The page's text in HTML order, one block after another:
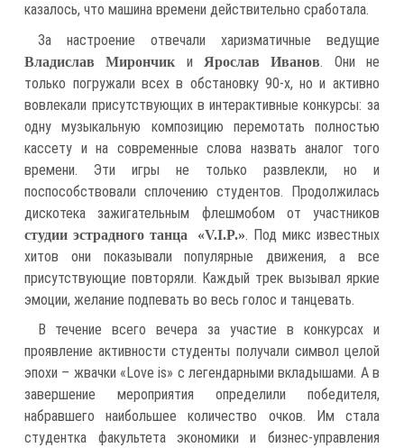
казалось, что машина времени действительно сработала.
За настроение отвечали харизматичные ведущие
Владислав Мирончик и Ярослав Иванов. Они не
только погружали всех в обстановку 90-х, но и активно
вовлекали присутствующих в интерактивные конкурсы: за
одну музыкальную композицию перемотать полностью
кассету и на современные слова назвать аналог того
времени. Эти игры не только развлекли, но и
поспособствовали сплочению студентов. Продолжилась
дискотека зажигательным флешмобом от участников
студии эстрадного танца «V.I.P.». Под микс известных
хитов они показывали популярные движения, а все
присутствующие повторяли. Каждый трек вызывал яркие
эмоции, желание подпевать во весь голос и танцевать.
В течение всего вечера за участие в конкурсах и
проявление активности студенты получали символ целой
эпохи – жвачки «Love is» с легендарными вкладышами. А в
завершение мероприятия определили победителя,
набравшего наибольшее количество очков. Им стала
студентка факультета экономики и бизнес-управления